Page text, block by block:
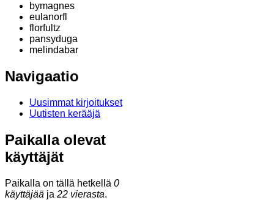
bymagnes
eulanorfl
florfultz
pansyduga
melindabar
Navigaatio
Uusimmat kirjoitukset
Uutisten kerääjä
Paikalla olevat
käyttäjät
Paikalla on tällä hetkellä 0
käyttäjää ja 22 vierasta.